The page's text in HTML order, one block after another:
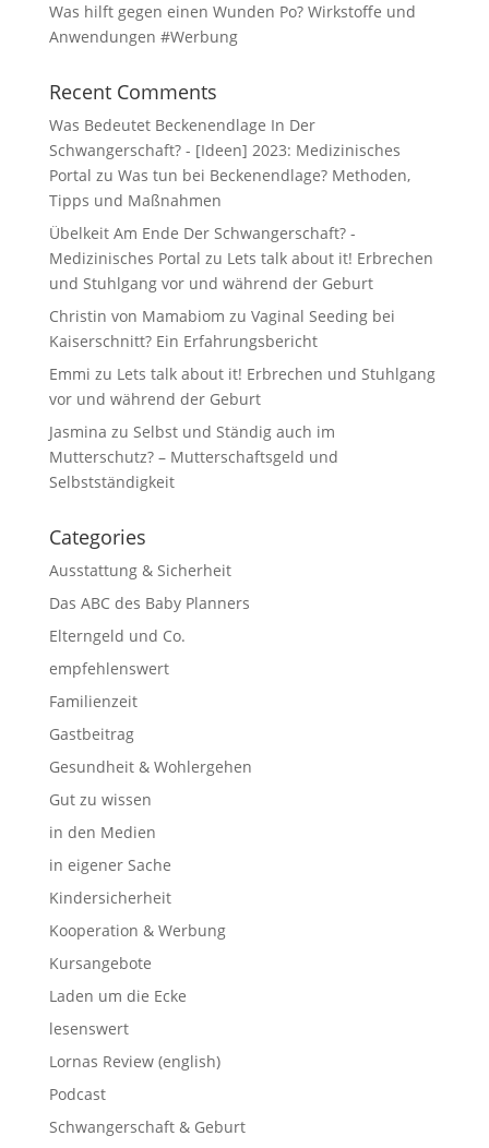
Was hilft gegen einen Wunden Po? Wirkstoffe und
Anwendungen #Werbung
Recent Comments
Was Bedeutet Beckenendlage In Der
Schwangerschaft? - [Ideen] 2023: Medizinisches
Portal zu Was tun bei Beckenendlage? Methoden,
Tipps und Maßnahmen
Übelkeit Am Ende Der Schwangerschaft? -
Medizinisches Portal zu Lets talk about it! Erbrechen
und Stuhlgang vor und während der Geburt
Christin von Mamabiom zu Vaginal Seeding bei
Kaiserschnitt? Ein Erfahrungsbericht
Emmi zu Lets talk about it! Erbrechen und Stuhlgang
vor und während der Geburt
Jasmina zu Selbst und Ständig auch im
Mutterschutz? – Mutterschaftsgeld und
Selbstständigkeit
Categories
Ausstattung & Sicherheit
Das ABC des Baby Planners
Elterngeld und Co.
empfehlenswert
Familienzeit
Gastbeitrag
Gesundheit & Wohlergehen
Gut zu wissen
in den Medien
in eigener Sache
Kindersicherheit
Kooperation & Werbung
Kursangebote
Laden um die Ecke
lesenswert
Lornas Review (english)
Podcast
Schwangerschaft & Geburt